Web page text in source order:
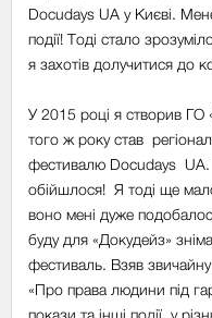
Docudays UA у Києві.
події! Тоді стало
я захотів долучитися до
У 2015 році я створив ГО
того ж року став
фестивалю Docudays UA.
обійшлося! Я тоді ще
воно мені дуже
буду для «Докудейз»
фестиваль. Взяв
«Про права людини під